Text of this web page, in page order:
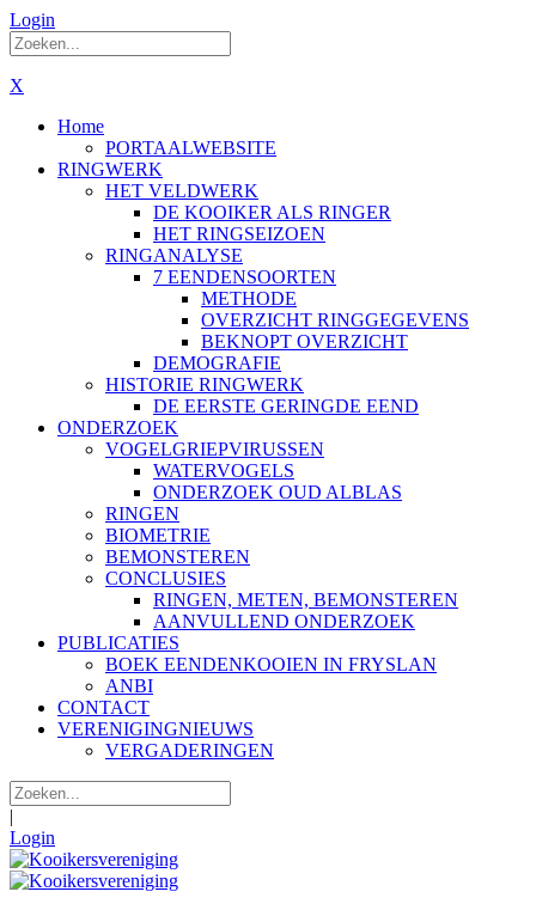
Login
X
Home
PORTAALWEBSITE
RINGWERK
HET VELDWERK
DE KOOIKER ALS RINGER
HET RINGSEIZOEN
RINGANALYSE
7 EENDENSOORTEN
METHODE
OVERZICHT RINGGEGEVENS
BEKNOPT OVERZICHT
DEMOGRAFIE
HISTORIE RINGWERK
DE EERSTE GERINGDE EEND
ONDERZOEK
VOGELGRIEPVIRUSSEN
WATERVOGELS
ONDERZOEK OUD ALBLAS
RINGEN
BIOMETRIE
BEMONSTEREN
CONCLUSIES
RINGEN, METEN, BEMONSTEREN
AANVULLEND ONDERZOEK
PUBLICATIES
BOEK EENDENKOOIEN IN FRYSLAN
ANBI
CONTACT
VERENIGINGNIEUWS
VERGADERINGEN
|
Login